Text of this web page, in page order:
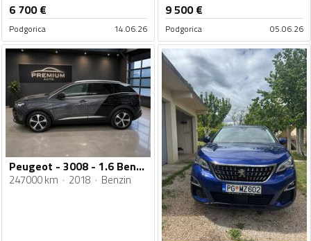
6 700€
Podgorica 14.06.26
9 500€
Podgorica 05.06.26
Peugeot - 3008 - 1.6 Benzin
247000 km 2018 Benzin